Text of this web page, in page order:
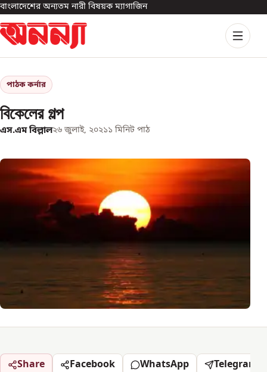
বাংলাদেশের অন্যতম নারী বিষয়ক ম্যাগাজিন
পাঠক কর্নার
বিকেলের গল্প
এস.এম বিল্লাল২৬ জুলাই, ২০২১১ মিনিট পাঠ
Share Facebook WhatsApp Telegram